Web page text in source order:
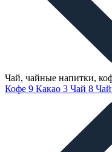
Чай, чайные напитки,
Кофе 9 Какао 3 Чай 8